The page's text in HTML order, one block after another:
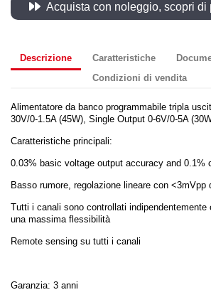
Acquista con noleggio, scopri di
Descrizione Caratteristiche
Condizioni di vendita
Alimentatore da banco programmabile tripla
30V/0-1.5A (45W), Single Output 0-6V/0-5A
Caratteristiche principali:
0.03% basic voltage output accuracy and 0.1%
Basso rumore, regolazione lineare con <3mVpp
Tutti i canali sono controllati
una massima flessibilità
Remote sensing su tutti i canali
Garanzia: 3 anni